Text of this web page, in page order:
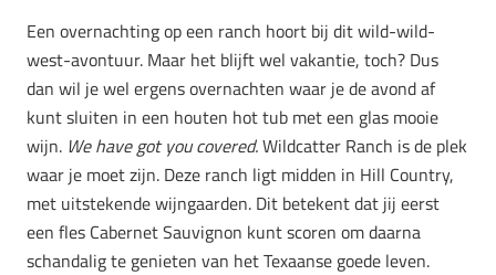
Een overnachting op een ranch hoort bij dit wild-wild-
west-avontuur. Maar het blijft wel vakantie, toch? Dus
dan wil je wel ergens overnachten waar je de avond af
kunt sluiten in een houten hot tub met een glas mooie
wijn. We have got you covered.Wildcatter Ranch is de plek
waar je moet zijn. Deze ranch ligt midden in Hill Country,
met uitstekende wijngaarden. Dit betekent dat jij eerst
een fles Cabernet Sauvignon kunt scoren om daarna
schandalig te genieten van het Texaanse goede leven.